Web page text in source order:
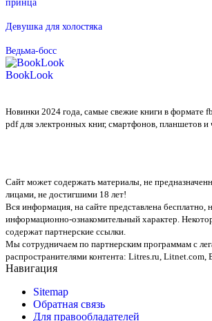
Девушка для холостяка
Ведьма-босс
BookLook
Новинки 2024 года, самые свежие книги в формате
pdf для электронных книг, смартфонов, планшетов и
Сайт может содержать материалы, не
лицами, не достигшими 18 лет!
Вся информация, на сайте представлена бесплатно,
информационно-ознакомительный характер.
содержат партнерские ссылки.
Мы сотрудничаем по партнерским программам с
распространителями контента: Litres.ru, Litnet.com,
Навигация
Sitemap
Обратная связь
Для правообладателей